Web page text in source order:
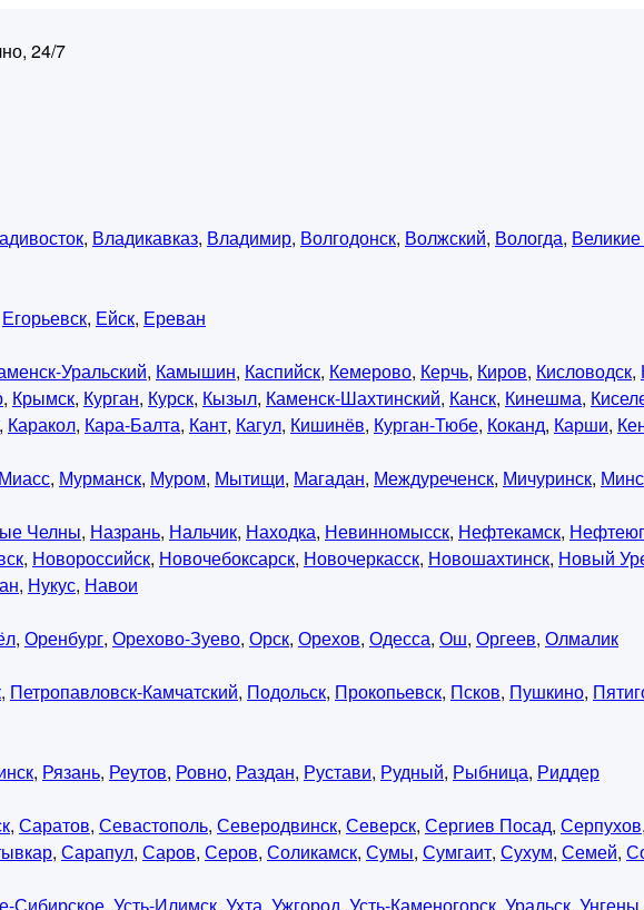
24/7
, Владикавказ, Владимир, Волгодонск, Волжский, Вологда,
Егорьевск, Ейск, Ереван
Уральский, Камышин, Каспийск, Кемерово, Керчь, Киров, Кисловодск,
, Крымск, Курган, Курск, Кызыл, Каменск-Шахтинский, Канск, Кинешма,
, Каракол, Кара-Балта, Кант, Кагул, Кишинёв, Курган-Тюбе, Коканд, Карши,
Миасс, Мурманск, Муром, Мытищи, Магадан, Междуреченск, Мичуринск,
Челны, Назрань, Нальчик, Находка, Невинномысск, Нефтекамск,
, Новороссийск, Новочебоксарск, Новочеркасск, Новошахтинск, Новый
, Нукус, Навои
, Оренбург, Орехово-Зуево, Орск, Орехов, Одесса, Ош, Оргеев, Олмалик
, Петропавловск-Камчатский, Подольск, Прокопьевск, Псков, Пушкино,
, Рязань, Реутов, Ровно, Раздан, Рустави, Рудный, Рыбница, Риддер
, Саратов, Севастополь, Северодвинск, Северск, Сергиев Посад, Серпухов,
, Сарапул, Саров, Серов, Соликамск, Сумы, Сумгаит, Сухум, Семей,